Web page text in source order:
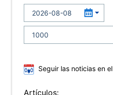
Seguir las noticias en el
Artículos: